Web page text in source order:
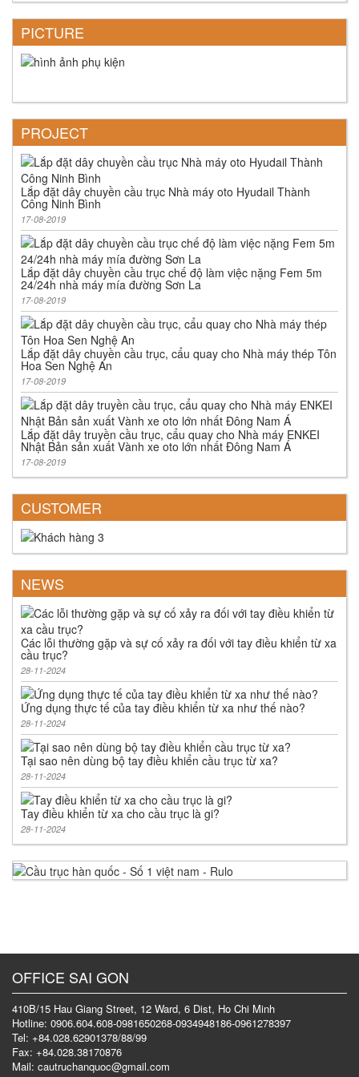
PICTURE
PROJECT
Lắp đặt dây chuyền cầu trục Nhà máy oto Hyudail Thành
Công Ninh Bình
17-08-2019
Lắp đặt dây chuyền cầu trục chế độ làm việc nặng Fem 5m
24/24h nhà máy mía đường Sơn La
17-08-2019
Lắp đặt dây chuyền cầu trục, cẩu quay cho Nhà máy thép Tôn
Hoa Sen Nghệ An
17-08-2019
Lắp đặt dây truyền cầu trục, cẩu quay cho Nhà máy ENKEI
Nhật Bản sản xuất Vành xe oto lớn nhất Đông Nam Á
17-08-2019
CUSTOMER
NEWS
Các lỗi thường gặp và sự cố xảy ra đối với tay điều khiển từ xa
cầu trục?
28-11-2024
Ứng dụng thực tế của tay điều khiển từ xa như thế nào?
28-11-2024
Tại sao nên dùng bộ tay điều khiển cầu trục từ xa?
28-11-2024
Tay điều khiển từ xa cho cầu trục là gi?
28-11-2024
OFFICE SAI GON
410B/15 Hau Giang Street, 12 Ward, 6 Dist, Ho Chi Minh
Hotline: 0906.604.608-0981650268-0934948186-0961278397
Tel: +84.028.62901378/88/99
Fax: +84.028.38170876
Mail: cautruchanquoc@gmail.com